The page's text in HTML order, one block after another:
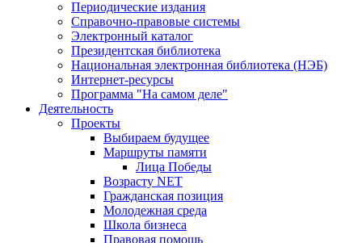
Периодические издания
Справочно-правовые системы
Электронный каталог
Президентская библиотека
Национальная электронная библиотека (НЭБ)
Интернет-ресурсы
Программа "На самом деле"
Деятельность
Проекты
Выбираем будущее
Маршруты памяти
Лица Победы
Возрасту NET
Гражданская позиция
Молодежная среда
Школа бизнеса
Правовая помощь